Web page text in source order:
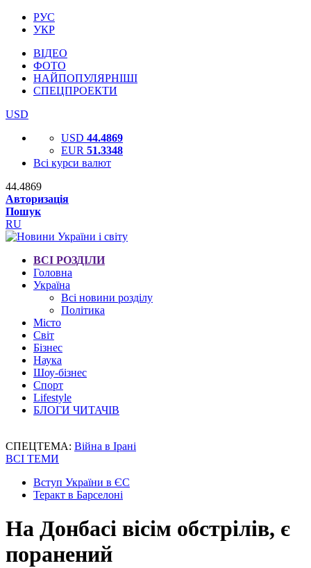
РУС
УКР
ВІДЕО
ФОТО
НАЙПОПУЛЯРНІШІ
СПЕЦПРОЕКТИ
USD
USD 44.4869
EUR 51.3348
Всі курси валют
44.4869
Авторизація
Пошук
RU
ВСІ РОЗДІЛИ
Головна
Україна
Всі новини розділу
Політика
Місто
Світ
Бізнес
Наука
Шоу-бізнес
Спорт
Lifestyle
БЛОГИ ЧИТАЧІВ
СПЕЦТЕМА: Війна в Ірані
ВСІ ТЕМИ
Вступ України в ЄС
Теракт в Барселоні
На Донбасі вісім обстрілів, є
поранений